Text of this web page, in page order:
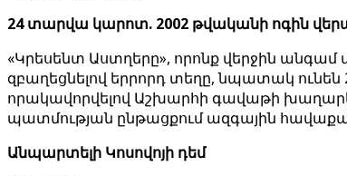
24 տարվա կարոտ. 2002 թվականի ոգին
«Կրեսենտ Աստղերը», որոնք վերջին
զբաղեցնելով երրորդ տեղը, նպատակ
որակավորվելով Աշխարհի գավաթի
պատմության ընթացքում ազգային
Անպարտելի Կոսովոյի դեմ